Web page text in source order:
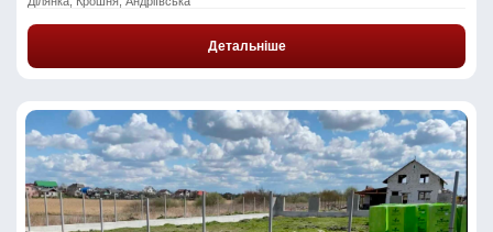
Детальніше